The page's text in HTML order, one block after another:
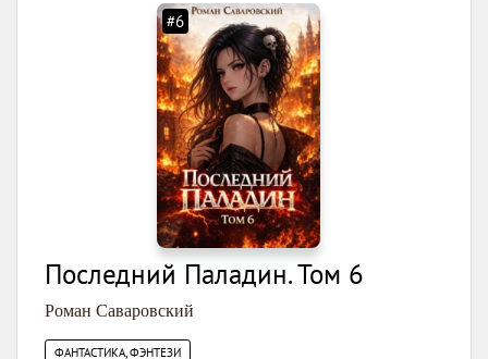
#6
Последний Паладин. Том 6
Роман Саваровский
ФАНТАСТИКА, ФЭНТЕЗИ